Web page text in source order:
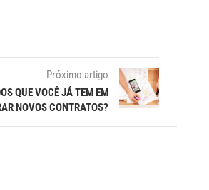
Próximo artigo
QUE VOCÊ JÁ TEM EM
NOVOS CONTRATOS?